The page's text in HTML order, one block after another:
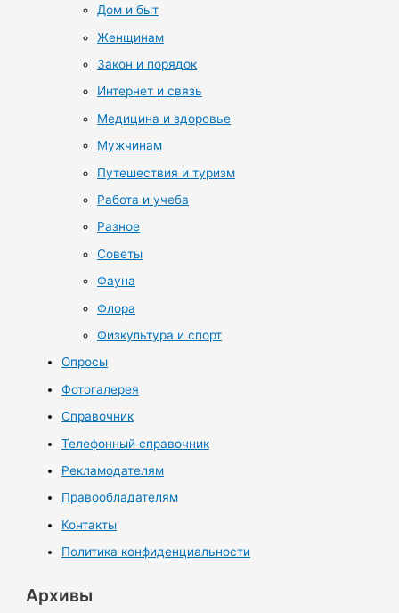
Дом и быт
Женщинам
Закон и порядок
Интернет и связь
Медицина и здоровье
Мужчинам
Путешествия и туризм
Работа и учеба
Разное
Советы
Фауна
Флора
Физкультура и спорт
Опросы
Фотогалерея
Справочник
Телефонный справочник
Рекламодателям
Правообладателям
Контакты
Политика конфиденциальности
Архивы